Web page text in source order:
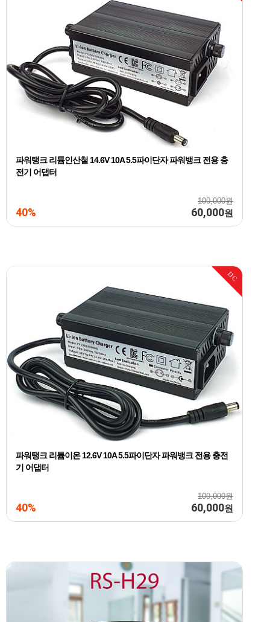
파워탱크 리튬인산철 14.6V 10A 5.5파이단자 파워뱅크 전용 충
전기 어댑터
100,000원
40% 60,000원
DC
파워탱크 리튬이온 12.6V 10A 5.5파이단자 파워뱅크 전용 충전
기 어댑터
100,000원
40% 60,000원